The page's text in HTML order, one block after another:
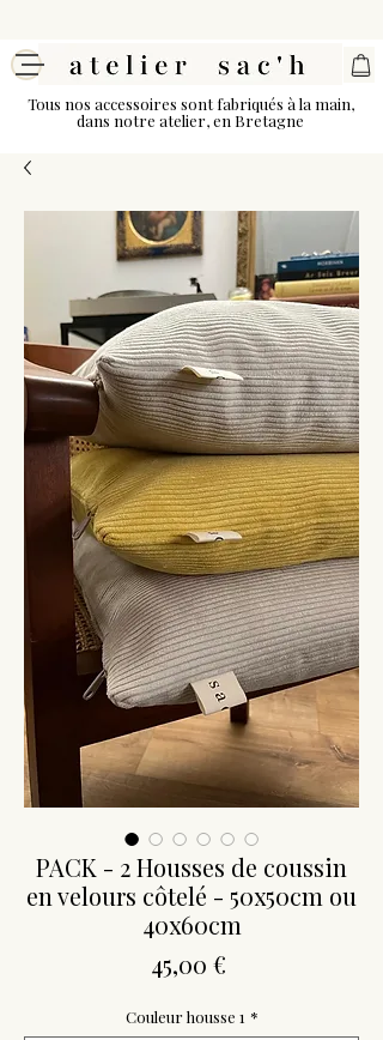
Tous nos accessoires sont fabriqués à la main,
dans notre atelier, en Bretagne
PACK - 2 Housses de coussin
en velours côtelé - 50x50cm ou
40x60cm
45,00 €
Couleur housse 1 *